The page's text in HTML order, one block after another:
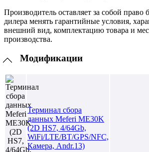
Производитель оставляет за собой право
дилера менять гарантийные условия,
внешний вид, комплектацию товара и
производства.
Модификации
Терминал сбора
данных Meferi ME30K
(2D HS7, 4/64Gb,
WiFi/LTE/BT/GPS/NFC,
Камера, Andr.13)